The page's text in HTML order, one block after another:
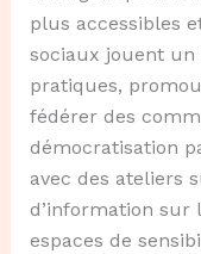
plus accessibles
sociaux jouent
pratiques,
fédérer des
démocratisation
avec des ateliers
d’information sur
espaces de